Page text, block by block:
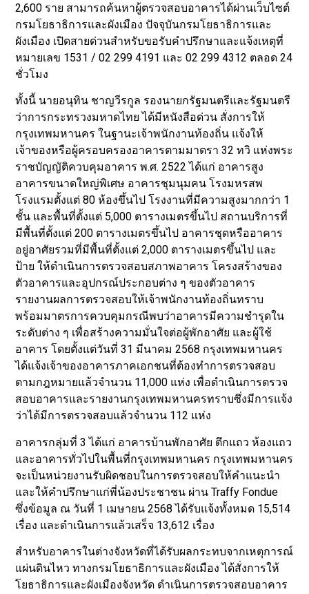
2,600 ราย สามารถค้นหาผู้ตรวจสอบอาคารได้ผ่านเว็บไซต์
กรมโยธาธิการและผังเมือง ปัจจุบันกรมโยธาธิการและ
ผังเมือง เปิดสายด่วนสำหรับขอรับคำปรึกษาและแจ้งเหตุที่
หมายเลข 1531 / 02 299 4191 และ 02 299 4312 ตลอด 24
ชั่วโมง
ทั้งนี้ นายอนุทิน ชาญวีรกูล รองนายกรัฐมนตรีและรัฐมนตรี
ว่าการกระทรวงมหาดไทย ได้มีหนังสือด่วน สั่งการให้
กรุงเทพมหานคร ในฐานะเจ้าพนักงานท้องถิ่น แจ้งให้
เจ้าของหรือผู้ครอบครองอาคารตามมาตรา 32 ทวิ แห่งพระ
ราชบัญญัติควบคุมอาคาร พ.ศ. 2522 ได้แก่ อาคารสูง
อาคารขนาดใหญ่พิเศษ อาคารชุมนุมคน โรงมหรสพ
โรงแรมตั้งแต่ 80 ห้องขึ้นไป โรงงานที่มีความสูงมากกว่า 1
ชั้น และพื้นที่ตั้งแต่ 5,000 ตารางเมตรขึ้นไป สถานบริการที่
มีพื้นที่ตั้งแต่ 200 ตารางเมตรขึ้นไป อาคารชุดหรืออาคาร
อยู่อาศัยรวมที่มีพื้นที่ตั้งแต่ 2,000 ตารางเมตรขึ้นไป และ
ป้าย ให้ดำเนินการตรวจสอบสภาพอาคาร โครงสร้างของ
ตัวอาคารและอุปกรณ์ประกอบต่าง ๆ ของตัวอาคาร
รายงานผลการตรวจสอบให้เจ้าพนักงานท้องถิ่นทราบ
พร้อมมาตรการควบคุมกรณีพบว่าอาคารมีความชำรุดใน
ระดับต่าง ๆ เพื่อสร้างความมั่นใจต่อผู้พักอาศัย และผู้ใช้
อาคาร โดยตั้งแต่วันที่ 31 มีนาคม 2568 กรุงเทพมหานคร
ได้แจ้งเจ้าของอาคารภาคเอกชนที่ต้องทำการตรวจสอบ
ตามกฎหมายแล้วจำนวน 11,000 แห่ง เพื่อดำเนินการตรวจ
สอบอาคารและรายงานกรุงเทพมหานครทราบซึ่งมีการแจ้ง
ว่าได้มีการตรวจสอบแล้วจำนวน 112 แห่ง
อาคารกลุ่มที่ 3 ได้แก่ อาคารบ้านพักอาศัย ตึกแถว ห้องแถว
และอาคารทั่วไปในพื้นที่กรุงเทพมหานคร กรุงเทพมหานคร
จะเป็นหน่วยงานรับผิดชอบในการตรวจสอบให้คำแนะนำ
และให้คำปรึกษาแก่พี่น้องประชาชน ผ่าน Traffy Fondue
ซึ่งข้อมูล ณ วันที่ 1 เมษายน 2568 ได้รับแจ้งทั้งหมด 15,514
เรื่อง และดำเนินการแล้วเสร็จ 13,612 เรื่อง
สำหรับอาคารในต่างจังหวัดที่ได้รับผลกระทบจากเหตุการณ์
แผ่นดินไหว ทางกรมโยธาธิการและผังเมือง ได้สั่งการให้
โยธาธิการและผังเมืองจังหวัด ดำเนินการตรวจสอบอาคาร